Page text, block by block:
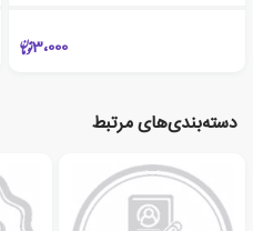
3،000
دسته‌بندی‌های مرتبط